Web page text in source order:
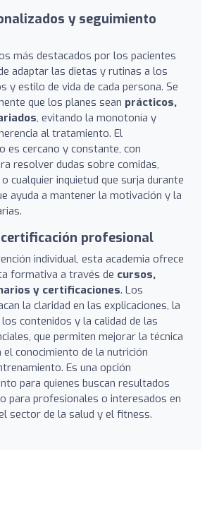
y seguimiento
más destacados por los pacientes
adaptar las dietas y rutinas a los
y estilo de vida de cada persona. Se
que los planes sean prácticos,
, evitando la monotonía y
al tratamiento. El
es cercano y constante, con
resolver dudas sobre comidas,
cualquier inquietud que surja durante
ayuda a mantener la motivación y la
certificación profesional
individual, esta academia ofrece
formativa a través de cursos,
y certificaciones. Los
la claridad en las explicaciones, la
contenidos y la calidad de las
que permiten mejorar la técnica
conocimiento de la nutrición
Es una opción
para quienes buscan resultados
para profesionales o interesados en
sector de la salud y el fitness.